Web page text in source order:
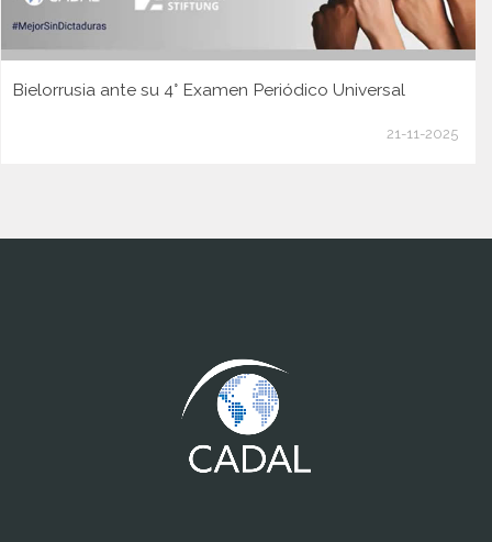
Bielorrusia ante su 4° Examen Periódico Universal
21-11-2025